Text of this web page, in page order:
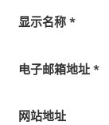
显示名称 *
电子邮箱地址 *
网站地址